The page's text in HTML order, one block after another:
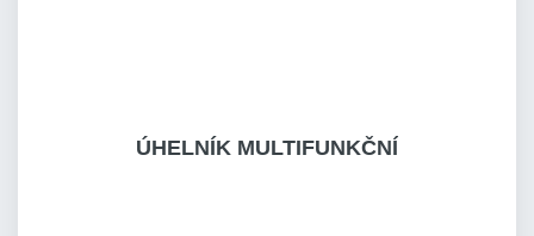
ÚHELNÍK MULTIFUNKČNÍ